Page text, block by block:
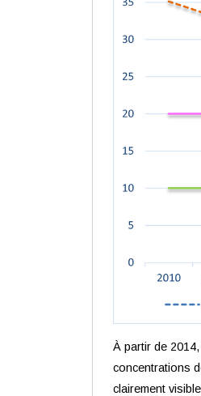
À partir de
concentrations
clairement